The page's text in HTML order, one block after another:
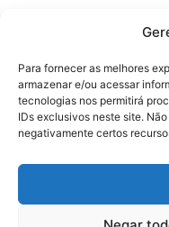
Para fornecer as melhores
armazenar e/ou acessar
tecnologias nos permitirá
IDs exclusivos neste site.
negativamente certos